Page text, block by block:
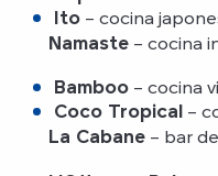
Ito– cocina
Namaste – cocina
Bamboo– cocina
Coco Tropical–
La Cabane – bar